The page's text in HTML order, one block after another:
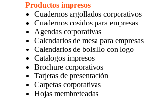
Productos impresos
Cuadernos argollados corporativos
Cuadernos cosidos para empresas
Agendas corporativas
Calendarios de mesa para empresas
Calendarios de bolsillo con logo
Catalogos impresos
Brochure corporativos
Tarjetas de presentación
Carpetas corporativas
Hojas membreteadas